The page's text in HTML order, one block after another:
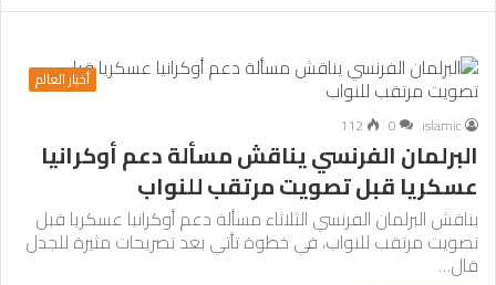
أخبار العالم
islamic
0
112
البرلمان الفرنسي يناقش مسألة دعم أوكرانيا
عسكريا قبل تصويت مرتقب للنواب
يناقش البرلمان الفرنسي الثلاثاء مسألة دعم أوكرانيا عسكريا قبل
تصويت مرتقب للنواب، في خطوة تأتي بعد تصريحات مثيرة للجدل
قال…